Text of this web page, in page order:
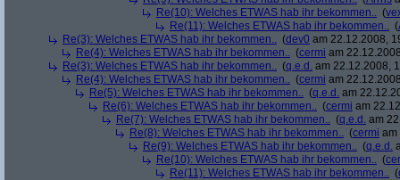
Re(10): Welches ETWAS hab ihr bekommen.. (
Re(11): Welches ETWAS hab ihr bekommen.. (
Re(3): Welches ETWAS hab ihr bekommen.. (dev0 am 22.12.2008,
Re(4): Welches ETWAS hab ihr bekommen.. (cermi am
Re(3): Welches ETWAS hab ihr bekommen.. (q.e.d. am 22.12.2008,
Re(4): Welches ETWAS hab ihr bekommen.. (cermi am
Re(5): Welches ETWAS hab ihr bekommen.. (q.e.d. am
Re(6): Welches ETWAS hab ihr bekommen.. (cermi am
Re(7): Welches ETWAS hab ihr bekommen.. (q.e.d. am
Re(8): Welches ETWAS hab ihr bekommen.. (cermi am
Re(9): Welches ETWAS hab ihr bekommen.. (q.e.d.
Re(10): Welches ETWAS hab ihr bekommen.. (
Re(11): Welches ETWAS hab ihr bekommen.. (